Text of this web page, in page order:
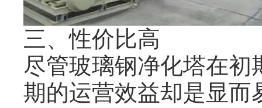
三、性价比高
尽管玻璃钢净化塔在
期的运营效益却是显而